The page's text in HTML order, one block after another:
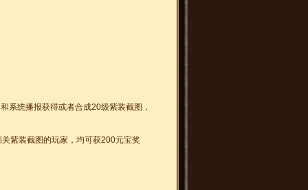
系统播报获得或者合成20级紫装截图，
紫装截图的玩家，均可获200元宝奖